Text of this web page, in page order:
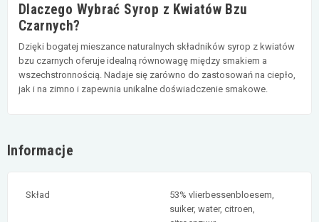
Dlaczego Wybrać Syrop z Kwiatów Bzu
Czarnych?
Dzięki bogatej mieszance naturalnych składników syrop z kwiatów
bzu czarnych oferuje idealną równowagę między smakiem a
wszechstronnością. Nadaje się zarówno do zastosowań na ciepło,
jak i na zimno i zapewnia unikalne doświadczenie smakowe.
Informacje
Skład
53% vlierbessenbloesem,
suiker, water, citroen,